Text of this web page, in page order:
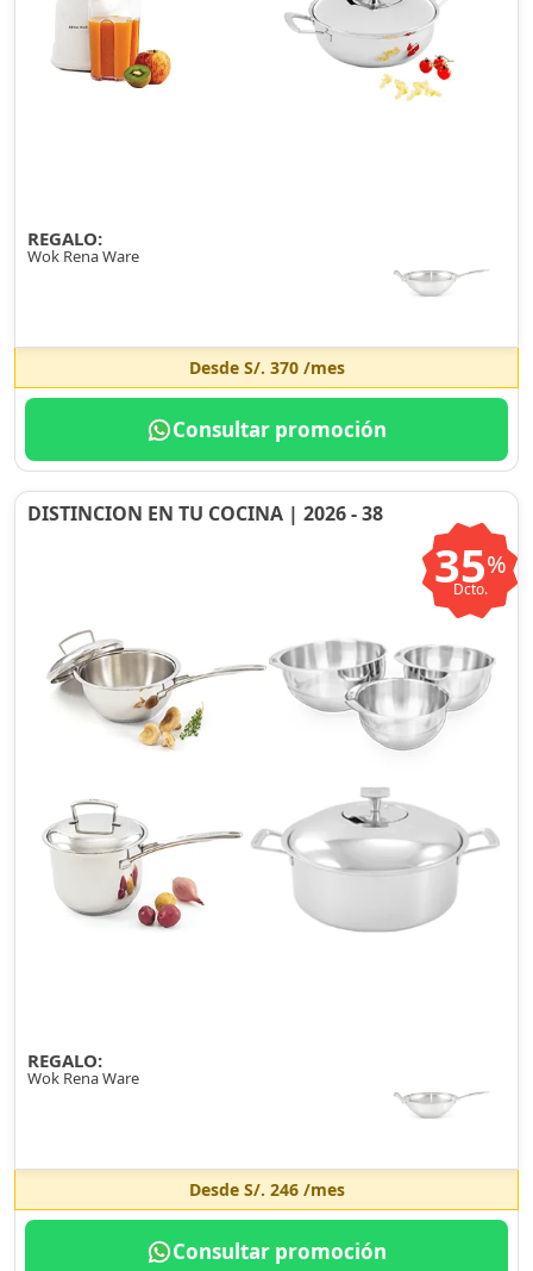
REGALO:
Wok Rena Ware
Desde S/. 370/mes
Consultar promoción
DISTINCION EN TU COCINA | 2026 - 38
35%
Dcto.
REGALO:
Wok Rena Ware
Desde S/. 246/mes
Consultar promoción